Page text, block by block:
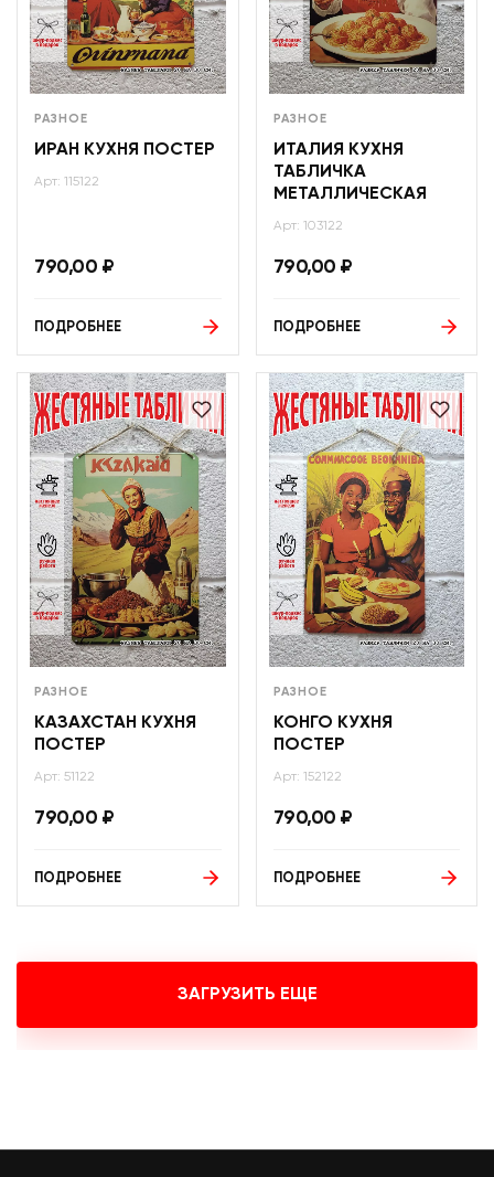
РАЗНОЕ
ИРАН КУХНЯ ПОСТЕР
Арт: 115122
790,00 ₽
ПОДРОБНЕЕ
РАЗНОЕ
ИТАЛИЯ КУХНЯ
ТАБЛИЧКА
МЕТАЛЛИЧЕСКАЯ
Арт: 103122
790,00 ₽
ПОДРОБНЕЕ
РАЗНОЕ
КАЗАХСТАН КУХНЯ
ПОСТЕР
Арт: 51122
790,00 ₽
ПОДРОБНЕЕ
РАЗНОЕ
КОНГО КУХНЯ
ПОСТЕР
Арт: 152122
790,00 ₽
ПОДРОБНЕЕ
ЗАГРУЗИТЬ ЕЩЕ